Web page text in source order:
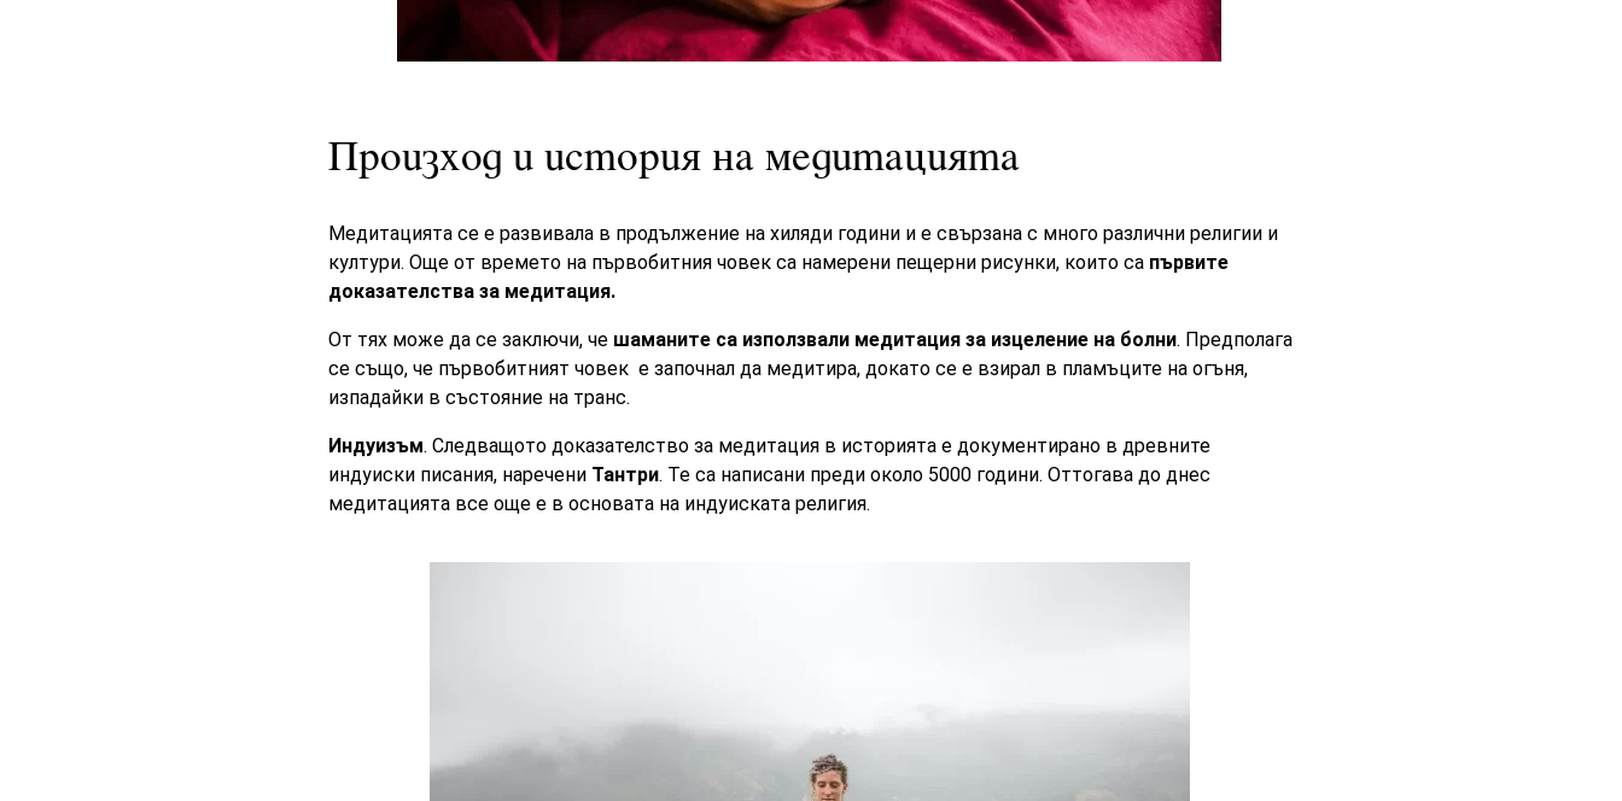
Произход и история на медитацията
Медитациятасе е развивала в продължение на хиляди години и е свързана с много различни религии и
култури. Още от времето на първобитния човек са намерени пещерни рисунки, които са първите
доказателства за медитация.
От тях може да се заключи, че шаманите са използвали медитация за изцеление на болни. Предполага
се също, че първобитният човек е започнал да медитира, докато се е взирал в пламъците на огъня,
изпадайки в състояние на транс.
Индуизъм. Следващото доказателство за медитация в историята е документирано в древните
индуиски писания, наречени Тантри. Те са написани преди около 5000 години. Оттогава до днес
медитацията все още е в основата на индуиската религия.